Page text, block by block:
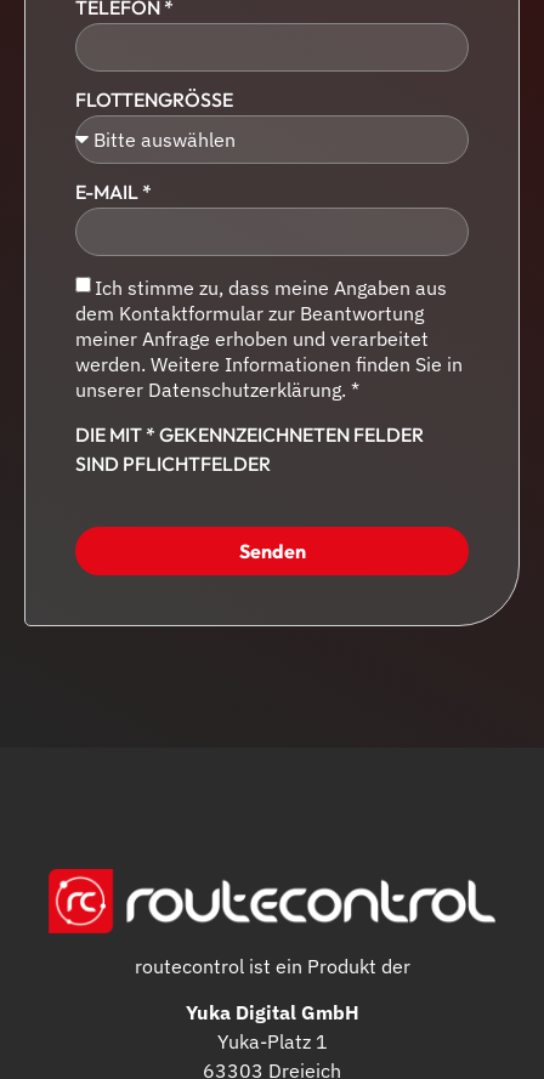
TELEFON *
FLOTTENGRÖSSE
E-MAIL *
Ich stimme zu, dass meine Angaben aus
dem Kontaktformular zur Beantwortung
meiner Anfrage erhoben und verarbeitet
werden. Weitere Informationen finden Sie in
unserer Datenschutzerklärung. *
DIE MIT * GEKENNZEICHNETEN FELDER
SIND PFLICHTFELDER
Senden
routecontrol ist ein Produkt der
Yuka Digital GmbH
Yuka-Platz 1
63303 Dreieich